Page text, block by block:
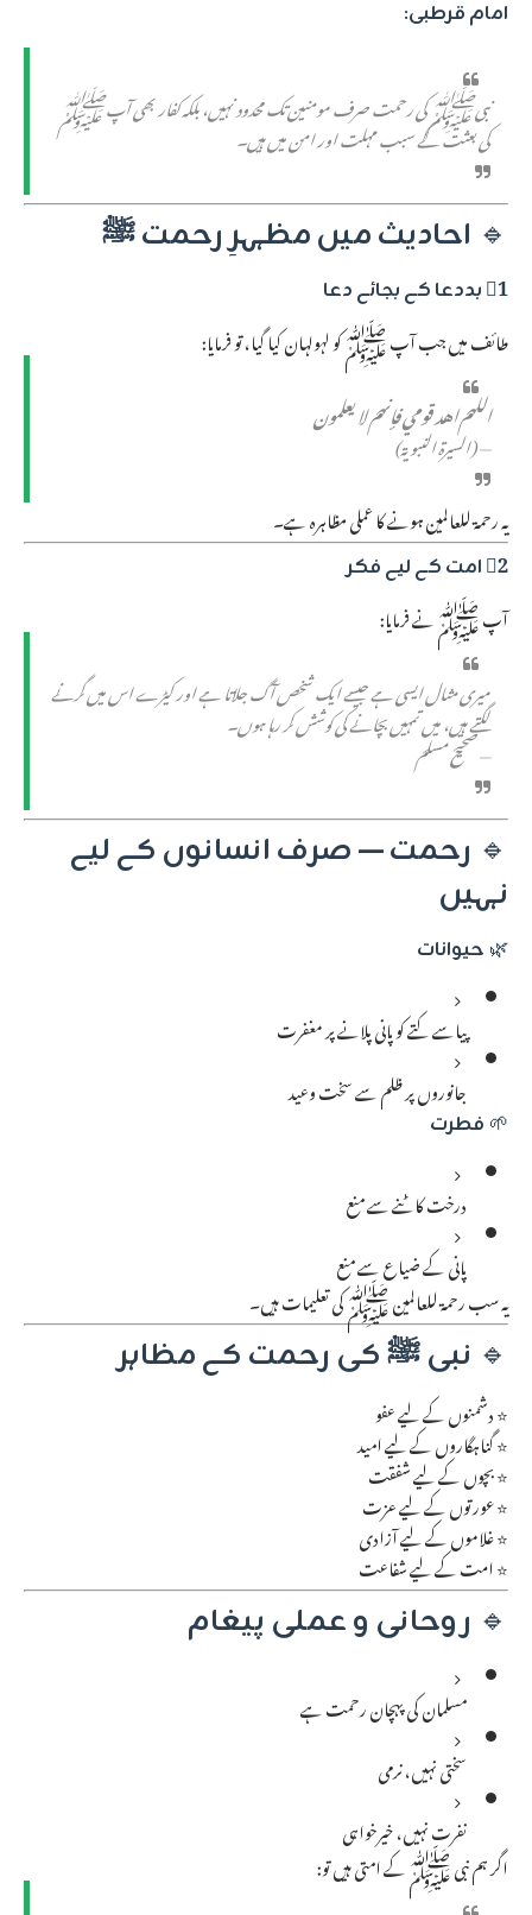
امام قرطبی:
نبی ﷺ کی رحمت صرف مومنین تک محدود نہیں، بلکہ کفار بھی آپ ﷺ
کی بعثت کے سبب مہلت اور امن میں ہیں۔
🔹 احادیث میں مظہرِ رحمت ﷺ
1⃣ بددعا کے بجائے دعا
طائف میں جب آپ ﷺ کو لہولہان کیا گیا، تو فرمایا:
اللهم اهد قومي فإنهم لا يعلمون
— (السیرۃ النبویۃ)
یہ رحمۃ للعالمین ہونے کا عملی مظاہرہ ہے۔
2⃣ امت کے لیے فکر
آپ ﷺ نے فرمایا:
میری مثال ایسی ہے جیسے ایک شخص آگ جلاتا ہے اور کیڑے اس میں گرنے
لگتے ہیں، میں تمہیں بچانے کی کوشش کر رہا ہوں۔
— صحیح مسلم
🔹 رحمت — صرف انسانوں کے لیے
نہیں
🌿 حیوانات
پیاسے کتے کو پانی پلانے پر مغفرت
جانوروں پر ظلم سے سخت وعید
🌱 فطرت
درخت کاٹنے سے منع
پانی کے ضیاع سے منع
یہ سب رحمۃ للعالمین ﷺ کی تعلیمات ہیں۔
🔹 نبی ﷺ کی رحمت کے مظاہر
⭐ دشمنوں کے لیے عفو
⭐ گناہگاروں کے لیے امید
⭐ بچوں کے لیے شفقت
⭐ عورتوں کے لیے عزت
⭐ غلاموں کے لیے آزادی
⭐ امت کے لیے شفاعت
🔹 روحانی و عملی پیغام
مسلمان کی پہچان رحمت ہے
سختی نہیں، نرمی
نفرت نہیں، خیرخواہی
اگر ہم نبی ﷺ کے امتی ہیں تو: